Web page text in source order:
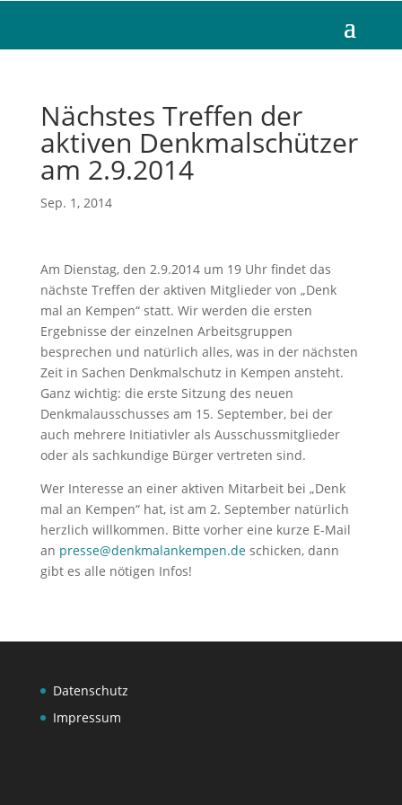
Nächstes Treffen der
aktiven Denkmalschützer
am 2.9.2014
Sep. 1, 2014
Am Dienstag, den 2.9.2014 um 19 Uhr findet das
nächste Treffen der aktiven Mitglieder von „Denk
mal an Kempen“ statt. Wir werden die ersten
Ergebnisse der einzelnen Arbeitsgruppen
besprechen und natürlich alles, was in der nächsten
Zeit in Sachen Denkmalschutz in Kempen ansteht.
Ganz wichtig: die erste Sitzung des neuen
Denkmalausschusses am 15. September, bei der
auch mehrere Initiativler als Ausschussmitglieder
oder als sachkundige Bürger vertreten sind.
Wer Interesse an einer aktiven Mitarbeit bei „Denk
mal an Kempen“ hat, ist am 2. September natürlich
herzlich willkommen. Bitte vorher eine kurze E-Mail
an presse@denkmalankempen.deschicken, dann
gibt es alle nötigen Infos!
Datenschutz
Impressum